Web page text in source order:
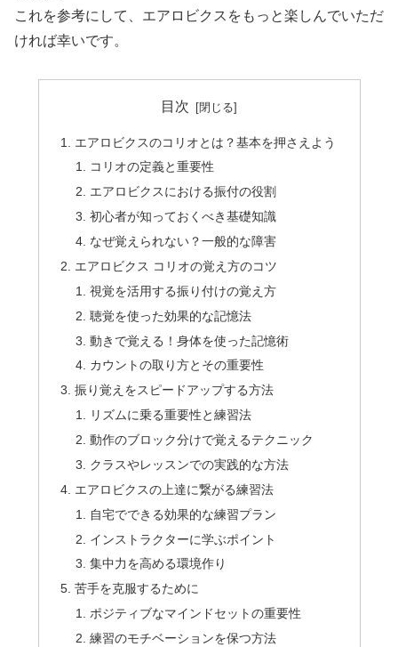
これを参考にして、エアロビクスをもっと楽しんでいただ
ければ幸いです。
目次
エアロビクスのコリオとは？基本を押さえよう
コリオの定義と重要性
エアロビクスにおける振付の役割
初心者が知っておくべき基礎知識
なぜ覚えられない？一般的な障害
エアロビクス コリオの覚え方のコツ
視覚を活用する振り付けの覚え方
聴覚を使った効果的な記憶法
動きで覚える！身体を使った記憶術
カウントの取り方とその重要性
振り覚えをスピードアップする方法
リズムに乗る重要性と練習法
動作のブロック分けで覚えるテクニック
クラスやレッスンでの実践的な方法
エアロビクスの上達に繋がる練習法
自宅でできる効果的な練習プラン
インストラクターに学ぶポイント
集中力を高める環境作り
苦手を克服するために
ポジティブなマインドセットの重要性
練習のモチベーションを保つ方法